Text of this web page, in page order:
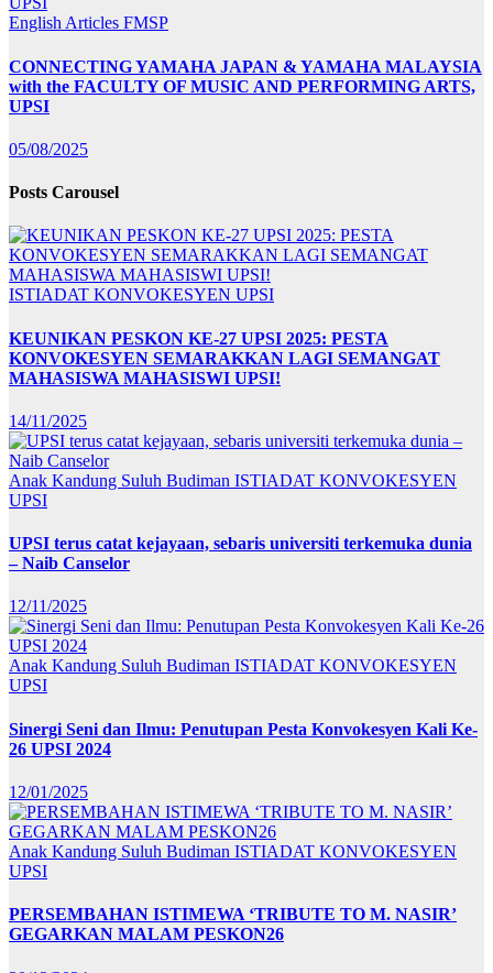
English Articles FMSP
CONNECTING YAMAHA JAPAN & YAMAHA MALAYSIA
with the FACULTY OF MUSIC AND PERFORMING ARTS,
UPSI
05/08/2025
Posts Carousel
ISTIADAT KONVOKESYEN UPSI
KEUNIKAN PESKON KE-27 UPSI 2025: PESTA
KONVOKESYEN SEMARAKKAN LAGI SEMANGAT
MAHASISWA MAHASISWI UPSI!
14/11/2025
Anak Kandung Suluh Budiman ISTIADAT KONVOKESYEN
UPSI
UPSI terus catat kejayaan, sebaris universiti terkemuka dunia
– Naib Canselor
12/11/2025
Anak Kandung Suluh Budiman ISTIADAT KONVOKESYEN
UPSI
Sinergi Seni dan Ilmu: Penutupan Pesta Konvokesyen Kali Ke-
26 UPSI 2024
12/01/2025
Anak Kandung Suluh Budiman ISTIADAT KONVOKESYEN
UPSI
PERSEMBAHAN ISTIMEWA ‘TRIBUTE TO M. NASIR’
GEGARKAN MALAM PESKON26